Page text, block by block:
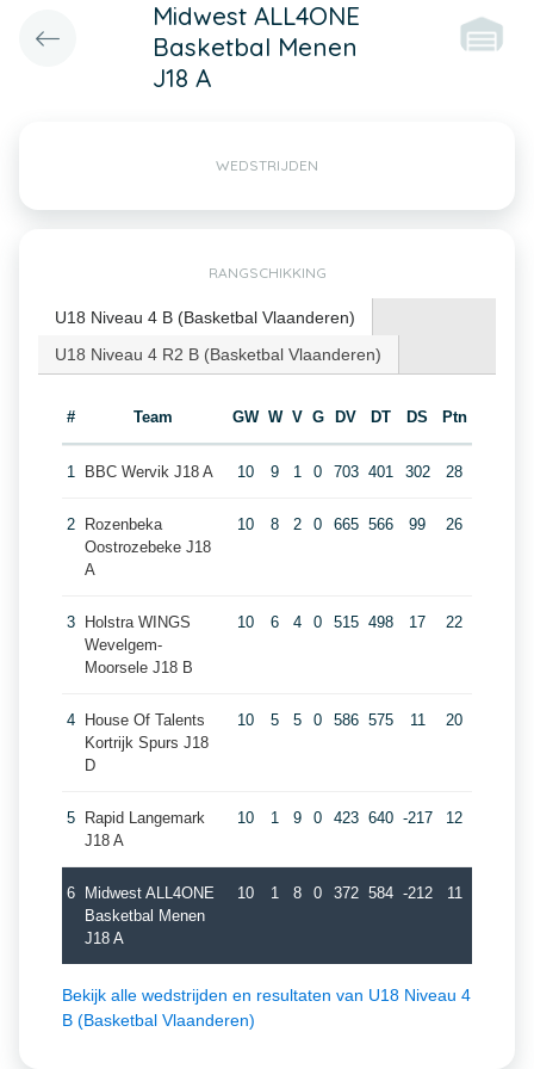
Midwest ALL4ONE
Basketbal Menen
J18 A
WEDSTRIJDEN
RANGSCHIKKING
U18 Niveau 4 B (Basketbal Vlaanderen)
U18 Niveau 4 R2 B (Basketbal Vlaanderen)
# Team GW W V G DV DT DS Ptn
1 BBC Wervik J18 A 10 9 1 0 703 401 302 28
2
Rozenbeka
Oostrozebeke J18
A
10 8 2 0 665 566 99 26
3
Holstra WINGS
Wevelgem-
Moorsele J18 B
10 6 4 0 515 498 17 22
4
House Of Talents
Kortrijk Spurs J18
D
10 5 5 0 586 575 11 20
5
Rapid Langemark
J18 A
10 1 9 0 423 640 -217 12
6
Midwest ALL4ONE
Basketbal Menen
J18 A
10 1 8 0 372 584 -212 11
Bekijk alle wedstrijden en resultaten van U18 Niveau 4
B (Basketbal Vlaanderen)